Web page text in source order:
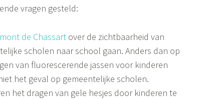
vragen gesteld:
de Chassartover de zichtbaarheid van
scholen naar school gaan. Anders dan op
van fluorescerende jassen voor kinderen
het geval op gemeentelijke scholen.
het dragen van gele hesjes door kinderen te